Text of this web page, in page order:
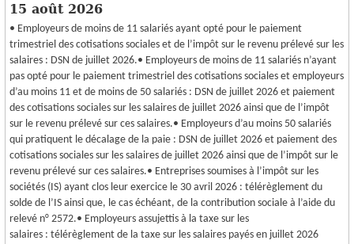
15 août 2026
• Employeurs de moins de 11 salariés ayant opté pour le paiement
trimestriel des cotisations sociales et de l’impôt sur le revenu prélevé sur les
salaires : DSN de juillet 2026.• Employeurs de moins de 11 salariés n’ayant
pas opté pour le paiement trimestriel des cotisations sociales et employeurs
d’au moins 11 et de moins de 50 salariés : DSN de juillet 2026 et paiement
des cotisations sociales sur les salaires de juillet 2026 ainsi que de l’impôt
sur le revenu prélevé sur ces salaires.• Employeurs d’au moins 50 salariés
qui pratiquent le décalage de la paie : DSN de juillet 2026 et paiement des
cotisations sociales sur les salaires de juillet 2026 ainsi que de l’impôt sur le
revenu prélevé sur ces salaires.• Entreprises soumises à l’impôt sur les
sociétés (IS) ayant clos leur exercice le 30 avril 2026 : télérèglement du
solde de l’IS ainsi que, le cas échéant, de la contribution sociale à l’aide du
relevé n° 2572.• Employeurs assujettis à la taxe sur les
salaires : télérèglement de la taxe sur les salaires payés en juillet 2026